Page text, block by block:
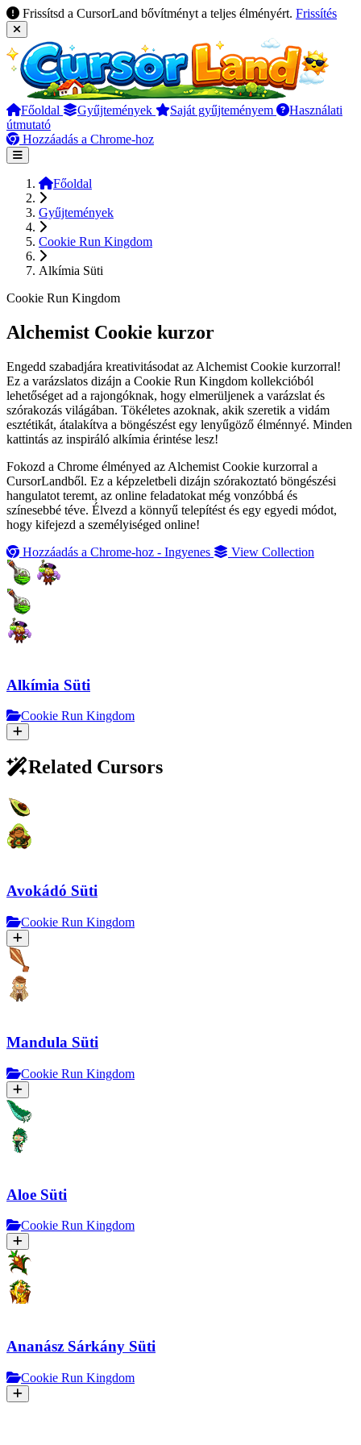
Frissítsd a CursorLand bővítményt a teljes élményért. Frissítés
Főoldal Gyűjtemények Saját gyűjteményem
Használati
útmutató
Hozzáadás a Chrome-hoz
Főoldal
Gyűjtemények
Cookie Run Kingdom
Alkímia Süti
Cookie Run Kingdom
Alchemist Cookie kurzor
Engedd szabadjára kreativitásodat az Alchemist Cookie kurzorral!
Ez a varázslatos dizájn a Cookie Run Kingdom kollekcióból
lehetőséget ad a rajongóknak, hogy elmerüljenek a varázslat és
szórakozás világában. Tökéletes azoknak, akik szeretik a vidám
esztétikát, átalakítva a böngészést egy lenyűgöző élménnyé. Minden
kattintás az inspiráló alkímia érintése lesz!
Fokozd a Chrome élményed az Alchemist Cookie kurzorral a
CursorLandből. Ez a képzeletbeli dizájn szórakoztató böngészési
hangulatot teremt, az online feladatokat még vonzóbbá és
színesebbé téve. Élvezd a könnyű telepítést és egy egyedi módot,
hogy kifejezd a személyiséged online!
Hozzáadás a Chrome-hoz - Ingyenes
View Collection
Alkímia Süti
Cookie Run Kingdom
Related Cursors
Avokádó Süti
Cookie Run Kingdom
Mandula Süti
Cookie Run Kingdom
Aloe Süti
Cookie Run Kingdom
Ananász Sárkány Süti
Cookie Run Kingdom